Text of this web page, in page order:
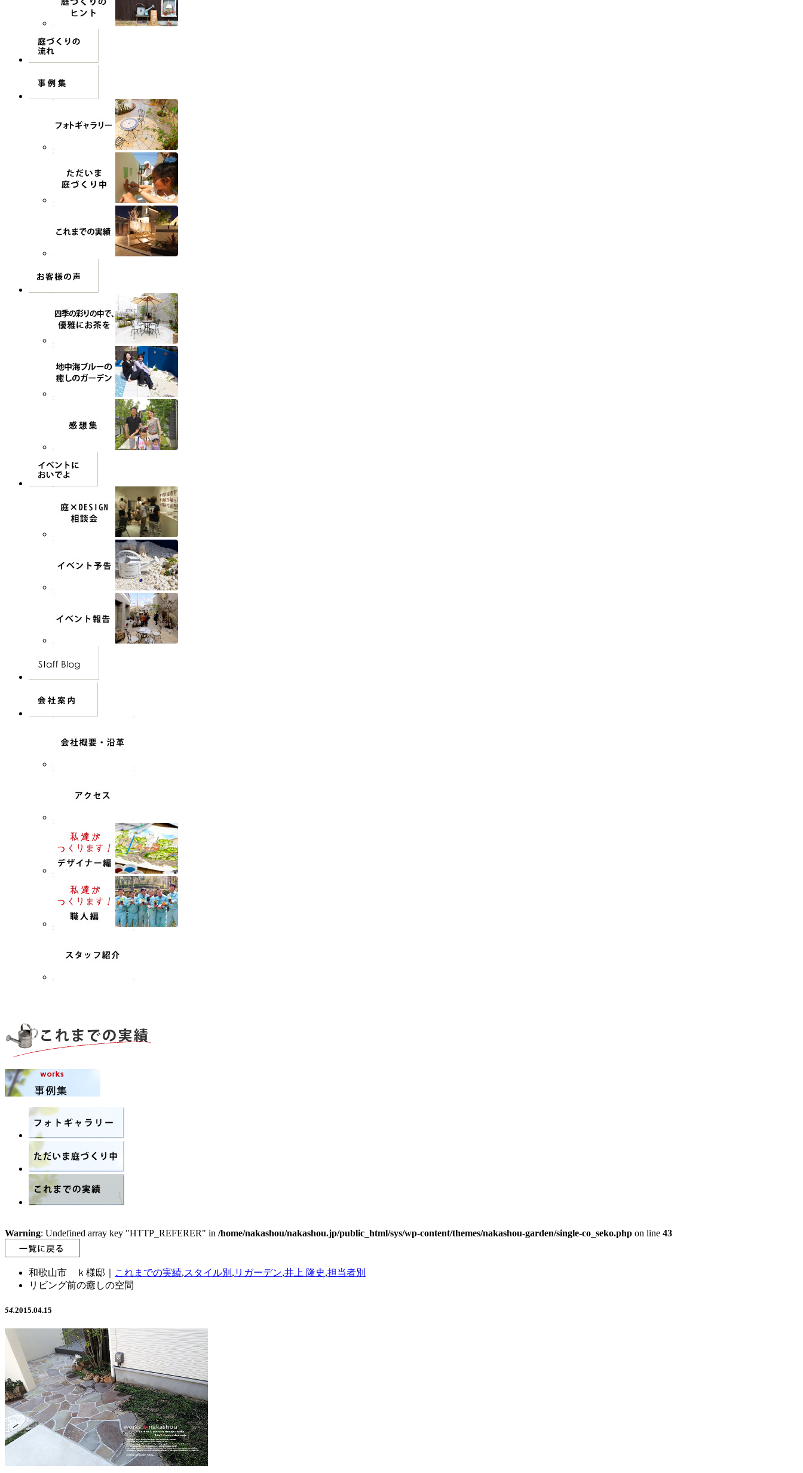
Warning: Undefined array key "HTTP_REFERER" in /home/nakashou/nakashou.jp/public_html/sys/wp-content/themes/nakashou-garden/single-co_seko.php on line 43
和歌山市 ｋ様邸｜ これまでの実績,スタイル別 , リガーデン,井上 隆史,担当者別
リビング前の癒しの空間
54.2015.04.15